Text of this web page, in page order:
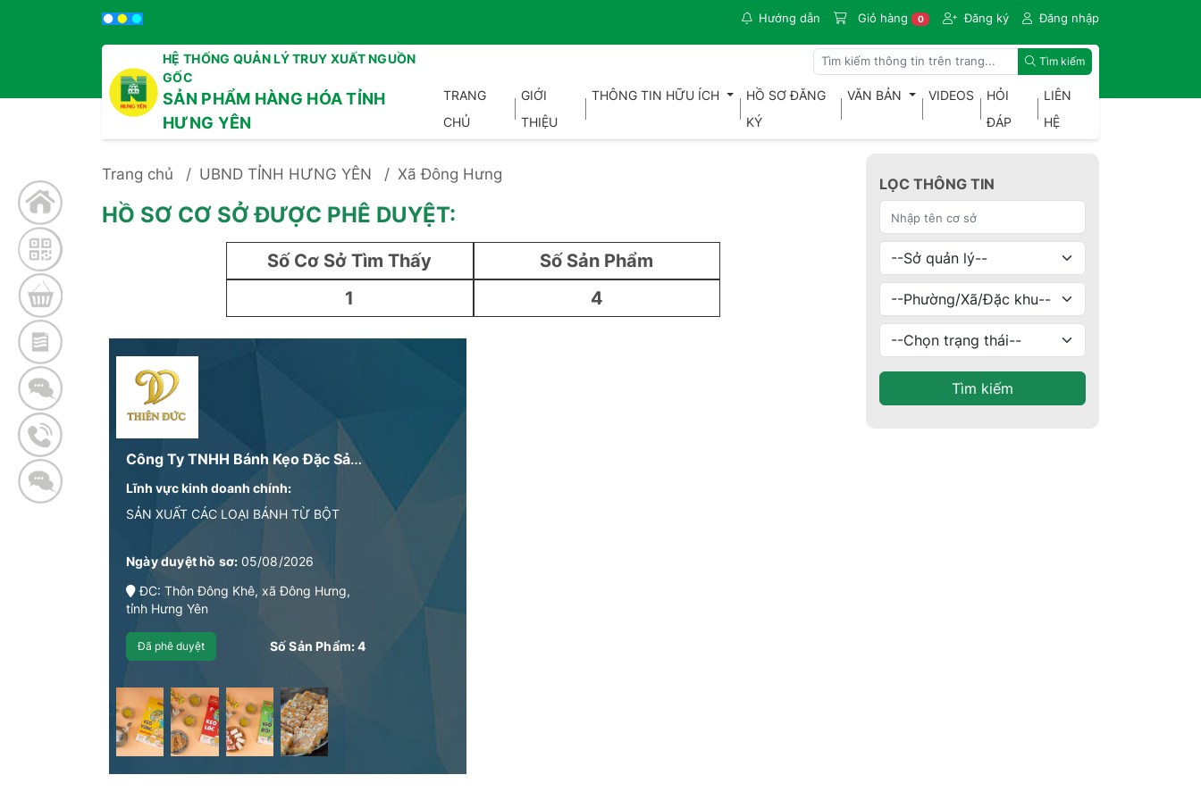
Hướng dẫn Giỏ hàng 0 Đăng ký Đăng nhập
HỆ THỐNG QUẢN LÝ TRUY XUẤT NGUỒN
GỐC
SẢN PHẨM HÀNG HÓA TỈNH
HƯNG YÊN
Tìm kiếm
TRANG
CHỦ
GIỚI
THIỆU
THÔNG TIN HỮU ÍCH
HỒ SƠ ĐĂNG
KÝ
VĂN BẢN VIDEOS
HỎI
ĐÁP
LIÊN
HỆ
Trang chủ UBND TỈNH HƯNG YÊN Xã Đông Hưng
HỒ SƠ CƠ SỞ ĐƯỢC PHÊ DUYỆT:
Số Cơ Sở Tìm Thấy
1
Số Sản Phẩm
4
Công Ty TNHH Bánh Kẹo Đặc Sản Thiên Đức
Lĩnh vực kinh doanh chính:
SẢN XUẤT CÁC LOẠI BÁNH TỪ BỘT
Ngày duyệt hồ sơ: 05/08/2026
ĐC: Thôn Đông Khê, xã Đông Hưng,
tỉnh Hưng Yên
Đã phê duyệt Số Sản Phẩm:4
LỌC THÔNG TIN
Tìm kiếm